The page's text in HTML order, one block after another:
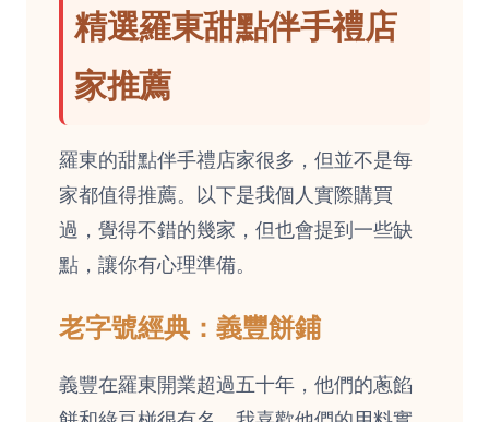
精選羅東甜點伴手禮店
家推薦
羅東的甜點伴手禮店家很多，但並不是每
家都值得推薦。以下是我個人實際購買
過，覺得不錯的幾家，但也會提到一些缺
點，讓你有心理準備。
老字號經典：義豐餅鋪
義豐在羅東開業超過五十年，他們的蔥餡